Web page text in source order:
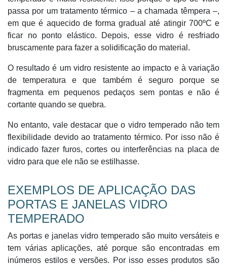
passa por um tratamento térmico – a chamada têmpera –,
em que é aquecido de forma gradual até atingir 700ºC e
ficar no ponto elástico. Depois, esse vidro é resfriado
bruscamente para fazer a solidificação do material.
O resultado é um vidro resistente ao impacto e à variação
de temperatura e que também é seguro porque se
fragmenta em pequenos pedaços sem pontas e não é
cortante quando se quebra.
No entanto, vale destacar que o vidro temperado não tem
flexibilidade devido ao tratamento térmico. Por isso não é
indicado fazer furos, cortes ou interferências na placa de
vidro para que ele não se estilhasse.
EXEMPLOS DE APLICAÇÃO DAS
PORTAS E JANELAS VIDRO
TEMPERADO
As portas e janelas vidro temperado são muito versáteis e
tem várias aplicações, até porque são encontradas em
inúmeros estilos e versões. Por isso esses produtos são